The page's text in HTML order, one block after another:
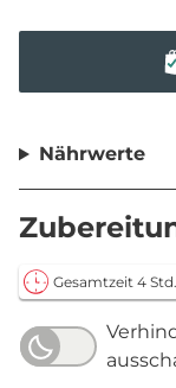
Nährwerte
Gesamtzeit 4